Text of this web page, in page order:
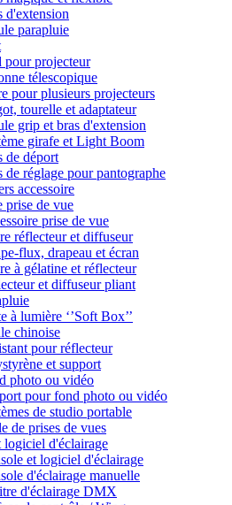
d'extension
parapluie
pour projecteur
télescopique
pour plusieurs projecteurs
tourelle et adaptateur
grip et bras d'extension
girafe et Light Boom
de déport
de réglage pour pantographe
accessoire
prise de vue
prise de vue
réflecteur et diffuseur
flux, drapeau et écran
à gélatine et réflecteur
et diffuseur pliant
à lumière ‘’Soft Box’’
chinoise
pour réflecteur
et support
photo ou vidéo
pour fond photo ou vidéo
de studio portable
de prises de vues
logiciel d'éclairage
et logiciel d'éclairage
d'éclairage manuelle
d'éclairage DMX